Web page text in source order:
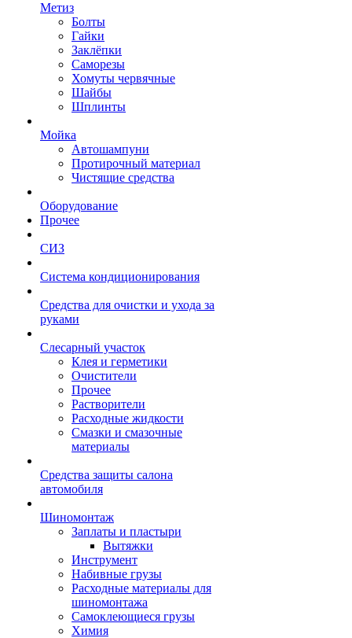
Метиз
Болты
Гайки
Заклёпки
Саморезы
Хомуты червячные
Шайбы
Шплинты
Мойка
Автошампуни
Протирочный материал
Чистящие средства
Оборудование
Прочее
СИЗ
Система кондиционирования
Средства для очистки и ухода за
руками
Слесарный участок
Клея и герметики
Очистители
Прочее
Растворители
Расходные жидкости
Смазки и смазочные
материалы
Средства защиты салона
автомобиля
Шиномонтаж
Заплаты и пластыри
Вытяжки
Инструмент
Набивные грузы
Расходные материалы для
шиномонтажа
Самоклеющиеся грузы
Химия